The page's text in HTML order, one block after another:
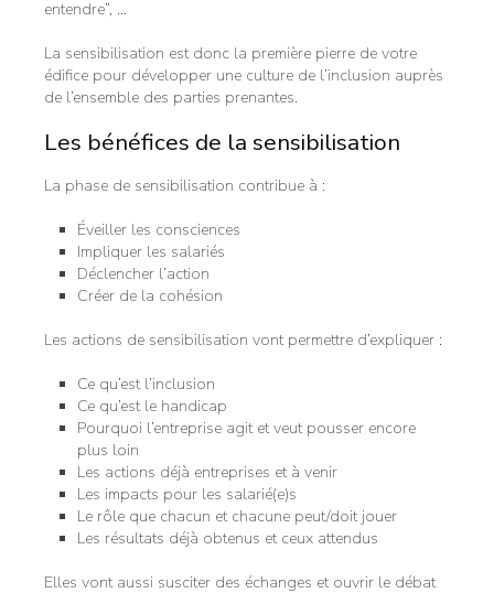
entendre”, …
La sensibilisation est donc la première pierre de votre
édifice pour développer une culture de l’inclusion auprès
de l’ensemble des parties prenantes.
Les bénéfices de la sensibilisation
La phase de sensibilisation contribue à :
Éveiller les consciences
Impliquer les salariés
Déclencher l’action
Créer de la cohésion
Les actions de sensibilisation vont permettre d’expliquer :
Ce qu’est l’inclusion
Ce qu’est le handicap
Pourquoi l’entreprise agit et veut pousser encore
plus loin
Les actions déjà entreprises et à venir
Les impacts pour les salarié(e)s
Le rôle que chacun et chacune peut/doit jouer
Les résultats déjà obtenus et ceux attendus
Elles vont aussi susciter des échanges et ouvrir le débat